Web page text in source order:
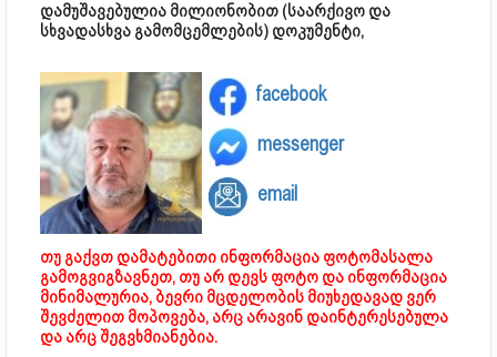
დამუშავებულია მილიონობით (საარქივო და
სხვადასხვა გამომცემლების) დოკუმენტი,
facebook
messenger
email
თუ გაქვთ დამატებითი ინფორმაცია ფოტომასალა
გამოგვიგზავნეთ, თუ არ დევს ფოტო და ინფორმაცია
მინიმალურია, ბევრი მცდელობის მიუხედავად ვერ
შევძელით მოპოვება, არც არავინ დაინტერესებულა
და არც შეგვხმიანებია.